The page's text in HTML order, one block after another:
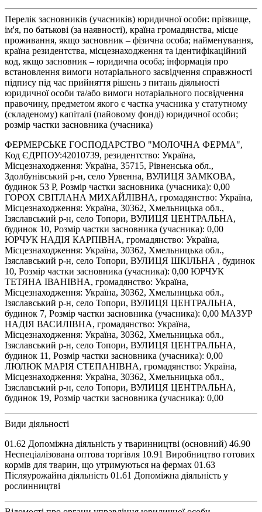
Перелік засновників (учасників) юридичної особи: прізвище,
ім'я, по батькові (за наявності), країна громадянства, місце
проживання, якщо засновник – фізична особа; найменування,
країна резидентства, місцезнаходження та ідентифікаційний
код, якщо засновник – юридична особа; інформація про
встановлення вимоги нотаріального засвідчення справжності
підпису під час прийняття рішень з питань діяльності
юридичної особи та/або вимоги нотаріального посвідчення
правочину, предметом якого є частка учасника у статутному
(складеному) капіталі (пайовому фонді) юридичної особи;
розмір частки засновника (учасника)
ФЕРМЕРСЬКЕ ГОСПОДАРСТВО "МОЛОЧНА ФЕРМА",
Код ЄДРПОУ:42010739, резидентство: Україна,
Місцезнаходження: Україна, 35715, Рівненська обл.,
Здолбунівський р-н, село Урвенна, ВУЛИЦЯ ЗАМКОВА,
будинок 53 Р, Розмір частки засновника (учасника): 0,00
ГОРОХ СВІТЛАНА МИХАЙЛІВНА, громадянство: Україна,
Місцезнаходження: Україна, 30362, Хмельницька обл.,
Ізяславський р-н, село Топори, ВУЛИЦЯ ЦЕНТРАЛЬНА,
будинок 10, Розмір частки засновника (учасника): 0,00
ЮРЧУК НАДІЯ КАРПІВНА, громадянство: Україна,
Місцезнаходження: Україна, 30362, Хмельницька обл.,
Ізяславський р-н, село Топори, ВУЛИЦЯ ШКІЛЬНА , будинок
10, Розмір частки засновника (учасника): 0,00 ЮРЧУК
ТЕТЯНА ІВАНІВНА, громадянство: Україна,
Місцезнаходження: Україна, 30362, Хмельницька обл.,
Ізяславський р-н, село Топори, ВУЛИЦЯ ЦЕНТРАЛЬНА,
будинок 7, Розмір частки засновника (учасника): 0,00 МАЗУР
НАДІЯ ВАСИЛІВНА, громадянство: Україна,
Місцезнаходження: Україна, 30362, Хмельницька обл.,
Ізяславський р-н, село Топори, ВУЛИЦЯ ЦЕНТРАЛЬНА,
будинок 11, Розмір частки засновника (учасника): 0,00
ЛЮЛЮК МАРІЯ СТЕПАНІВНА, громадянство: Україна,
Місцезнаходження: Україна, 30362, Хмельницька обл.,
Ізяславський р-н, село Топори, ВУЛИЦЯ ЦЕНТРАЛЬНА,
будинок 19, Розмір частки засновника (учасника): 0,00
Види діяльності
01.62 Допоміжна діяльність у тваринництві (основний) 46.90
Неспеціалізована оптова торгівля 10.91 Виробництво готових
кормів для тварин, що утримуються на фермах 01.63
Післяурожайна діяльність 01.61 Допоміжна діяльність у
рослинництві